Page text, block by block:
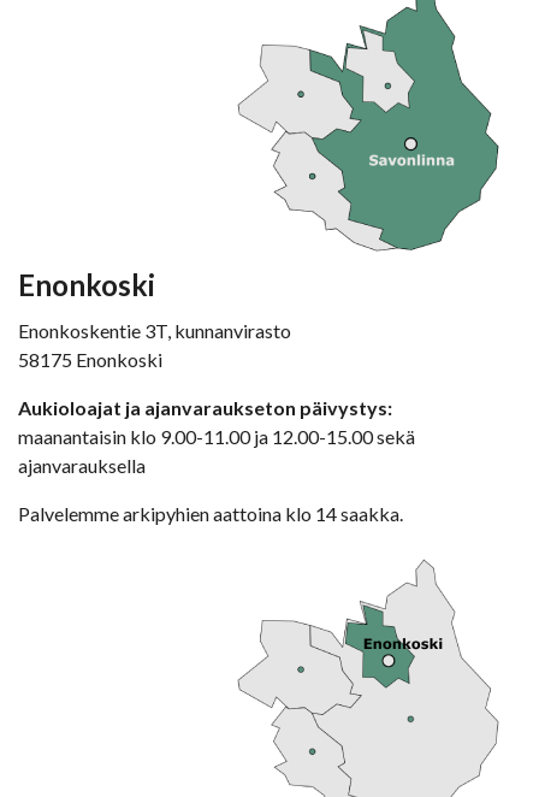
Enonkoski
Enonkoskentie 3T, kunnanvirasto
58175 Enonkoski
Aukioloajat ja ajanvaraukseton päivystys:
maanantaisin klo 9.00-11.00 ja 12.00-15.00 sekä
ajanvarauksella
Palvelemme arkipyhien aattoina klo 14 saakka.